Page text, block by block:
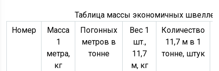
Таблица массы экономичных
Номер
Масса
1
метра,
кг
Погонных
метров в
тонне
Вес 1
шт.,
11,7
м, кг
Количество
11,7 м в 1
тонне, штук